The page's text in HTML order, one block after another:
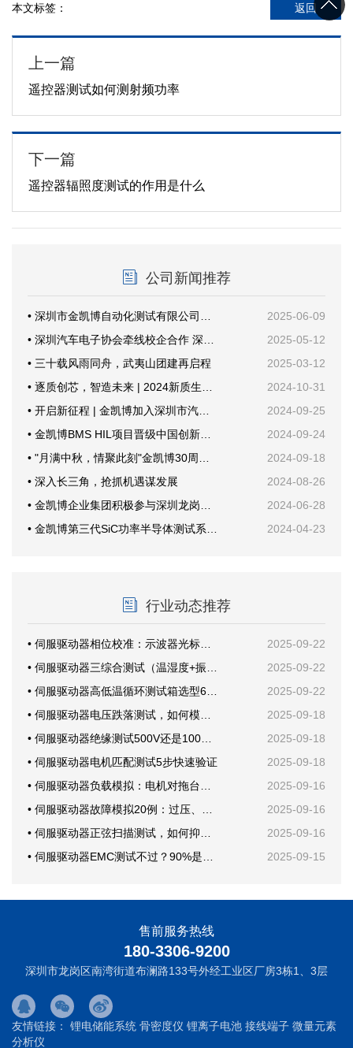
本文标签： 返回
上一篇
遥控器测试如何测射频功率
下一篇
遥控器辐照度测试的作用是什么
公司新闻推荐
2025-06-09
2025-05-12
• 三十载风雨同舟，武夷山团建再启程
2025-03-12
2024-10-31
2024-09-25
2024-09-24
2024-09-18
• 深入长三角，抢抓机遇谋发展
2024-08-26
2024-06-28
2024-04-23
行业动态推荐
2025-09-22
2025-09-22
2025-09-22
2025-09-18
2025-09-18
• 伺服驱动器电机匹配测试5步快速验证
2025-09-18
2025-09-16
2025-09-16
2025-09-16
2025-09-15
售前服务热线
180-3306-9200
深圳市龙岗区南湾街道布澜路133号外经工业区厂房3栋1、3层
友情链接： 锂电储能系统 骨密度仪 锂离子电池 接线端子 微量元素
分析仪